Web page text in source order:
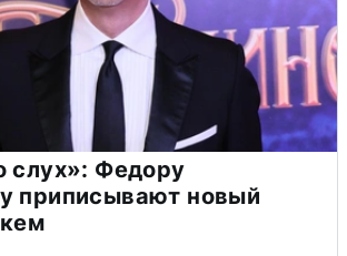
слух»: Федору
приписывают новый